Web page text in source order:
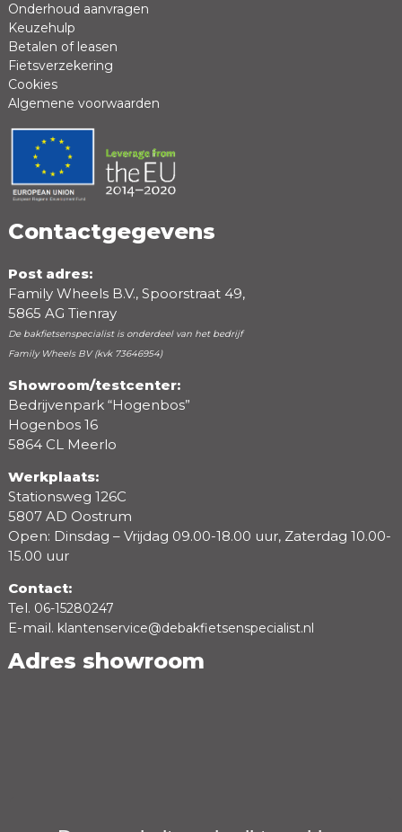
Positieve punten
Beoordeling
Onderhoud aanvragen
Keuzehulp
Betalen of leasen
Fietsverzekering
Cookies
Algemene voorwaarden
Contactgegevens
Post adres:
Family Wheels B.V., Spoorstraat 49,
5865 AG Tienray
De bakfietsenspecialist is onderdeel van het bedrijf
Family Wheels BV (kvk 73646954)
Showroom/testcenter:
Bedrijvenpark “Hogenbos”
Hogenbos 16
5864 CL Meerlo
Werkplaats:
Stationsweg 126C
5807 AD Oostrum
Open: Dinsdag – Vrijdag 09.00-18.00 uur, Zaterdag 10.00-
15.00 uur
Contact:
Tel. 06-15280247
E-mail. klantenservice@debakfietsenspecialist.nl
Adres showroom